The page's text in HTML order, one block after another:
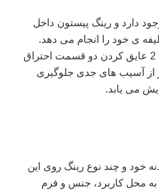
دارد و رینگ پیستون داخل
ی خود را انجام می دهد.
وظیفه ی رینگ پیستون در مزدا 2 عایق کردن دو قسمت احتراق
از آسیب های جدی جلوگیری
می یابد.
خود و چند نوع رینگ روی این
محل کاربرد، جنس و فرم